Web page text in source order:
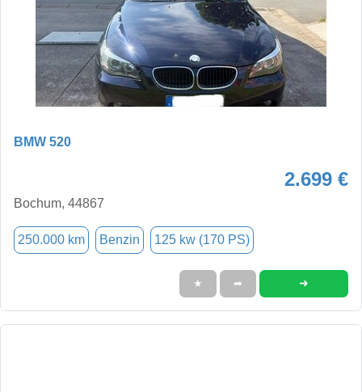
BMW 520
2.699 €
Bochum, 44867
250.000 km Benzin 125 kw (170 PS)
★ ➦ ➜